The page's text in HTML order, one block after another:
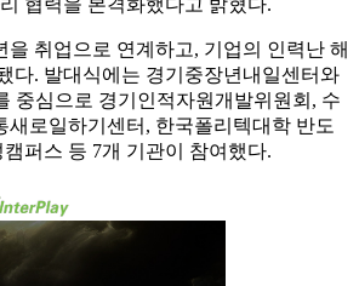
협력을 본격화했다고 밝혔다.
을 취업으로 연계하고, 기업의 인력난 해
다. 발대식에는 경기중장년내일센터와
중심으로 경기인적자원개발위원회, 수
새로일하기센터, 한국폴리텍대학 반도
퍼스 등 7개 기관이 참여했다.